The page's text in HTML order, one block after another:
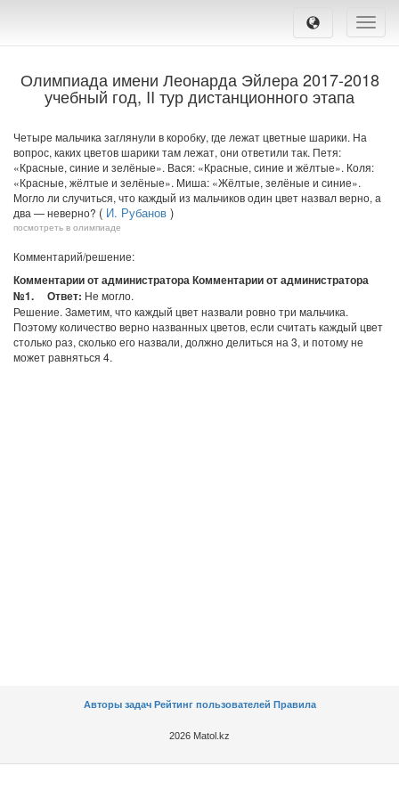
Toggle
Олимпиада имени Леонарда Эйлера 2017-2018
учебный год, II тур дистанционного этапа
Четыре мальчика заглянули в коробку, где лежат цветные шарики. На
вопрос, каких цветов шарики там лежат, они ответили так. Петя:
«Красные, синие и зелёные». Вася: «Красные, синие и жёлтые». Коля:
«Красные, жёлтые и зелёные». Миша: «Жёлтые, зелёные и синие».
Могло ли случиться, что каждый из мальчиков один цвет назвал верно, а
два — неверно? ( И. Рубанов )
посмотреть в олимпиаде
Комментарий/решение:
Комментарии от администратора Комментарии от администратора
№1.
Ответ: Не могло.
Решение. Заметим, что каждый цвет назвали ровно три мальчика.
Поэтому количество верно названных цветов, если считать каждый цвет
столько раз, сколько его назвали, должно делиться на 3, и потому не
может равняться 4.
Авторы задач Рейтинг пользователей Правила
2026 Matol.kz